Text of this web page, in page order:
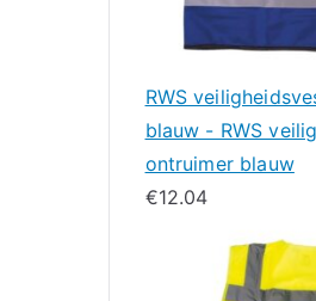
RWS
blauw - RWS
ontruimer blauw
€12.04